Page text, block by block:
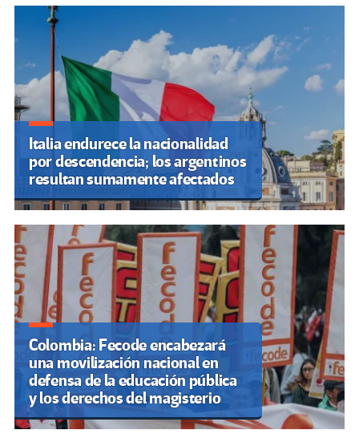
Italia endurece la nacionalidad
por descendencia; los argentinos
resultan sumamente afectados
Colombia: Fecode encabezará
una movilización nacional en
defensa de la educación pública
y los derechos del magisterio